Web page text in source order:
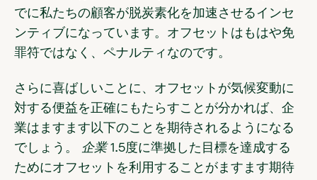
でに私たちの顧客が脱炭素化を加速させるインセ
ンティブになっています。オフセットはもはや免
罪符ではなく、ペナルティなのです。
さらに喜ばしいことに、オフセットが気候変動に
対する便益を正確にもたらすことが分かれば、企
業はますます以下のことを期待されるようになる
でしょう。
企業 1.5度に準拠した目標を達成する
ためにオフセットを利用することがますます期待